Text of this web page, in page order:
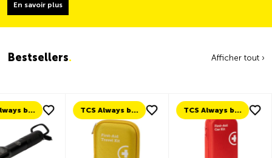
En savoir plus
Bestsellers. Afficher tout ›
TCS Always by my side TCS Always by my side